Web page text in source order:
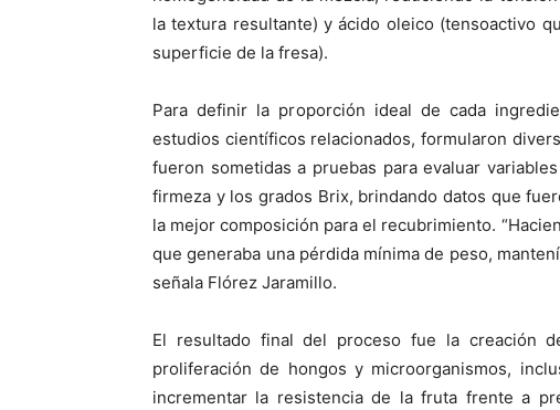
la textura resultante) y ácido oleico (tensoactivo
superficie de la fresa).
Para definir la proporción ideal de cada
estudios científicos relacionados, formularon
fueron sometidas a pruebas para evaluar
firmeza y los grados Brix, brindando datos que
la mejor composición para el recubrimiento.
que generaba una pérdida mínima de peso,
señala Flórez Jaramillo.
El resultado final del proceso fue la creación
proliferación de hongos y microorganismos,
incrementar la resistencia de la fruta frente a